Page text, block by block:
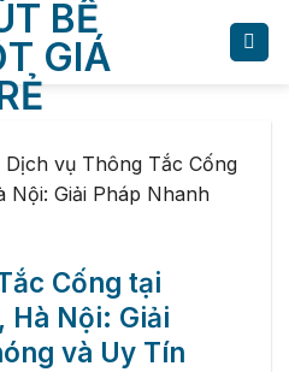
Dịch vụ Thông Tắc Cống
Nội: Giải Pháp Nhanh
Cống tại
Hà Nội: Giải
và Uy Tín